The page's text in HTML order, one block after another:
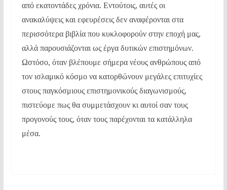
από εκατοντάδες χρόνια. Εντούτοις, αυτές οι
ανακαλύψεις και εφευρέσεις δεν αναφέρονται στα
περισσότερα βιβλία που κυκλοφορούν στην εποχή μας,
αλλά παρουσιάζονται ως έργα δυτικών επιστημόνων.
Ωστόσο, όταν βλέπουμε σήμερα νέους ανθρώπους από
τον ισλαμικό κόσμο να κατορθώνουν μεγάλες επιτυχίες
στους παγκόσμιους επιστημονικούς διαγωνισμούς,
πιστεύομε πως θα συμμετάσχουν κι αυτοί σαν τους
προγονούς τους, όταν τους παρέχονται τα κατάλληλα
μέσα.